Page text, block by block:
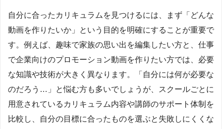
自分に合ったカリキュラムを見つけるには、まず「どんな
動画を作りたいか」という目的を明確にすることが重要で
す。例えば、趣味で家族の思い出を編集したい方と、仕事
で企業向けのプロモーション動画を作りたい方では、必要
な知識や技術が大きく異なります。「自分には何が必要な
のだろう…」と悩む方も多いでしょうが、スクールごとに
用意されているカリキュラム内容や講師のサポート体制を
比較し、自分の目標に合ったものを選ぶと失敗しにくくな